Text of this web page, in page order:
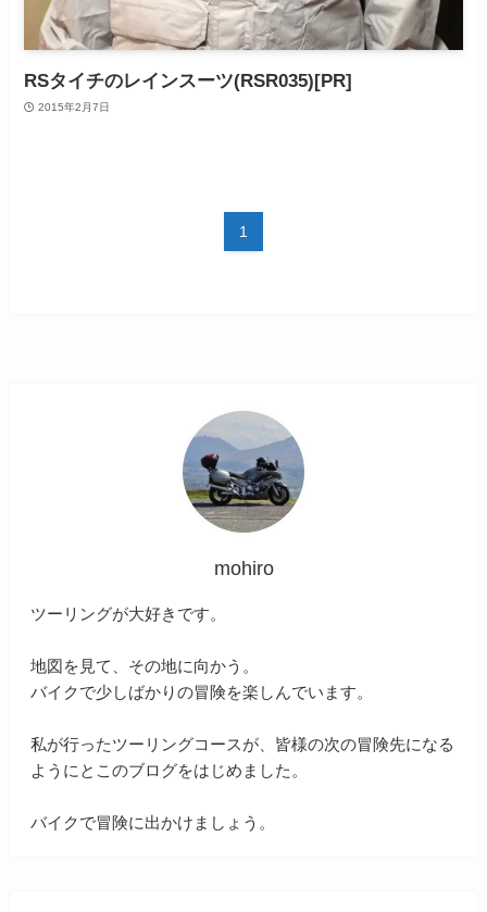
RSタイチのレインスーツ(RSR035)[PR]
2015年2月7日
1
mohiro
ツーリングが大好きです。
地図を見て、その地に向かう。
バイクで少しばかりの冒険を楽しんでいます。
私が行ったツーリングコースが、皆様の次の冒険先になる
ようにとこのブログをはじめました。
バイクで冒険に出かけましょう。